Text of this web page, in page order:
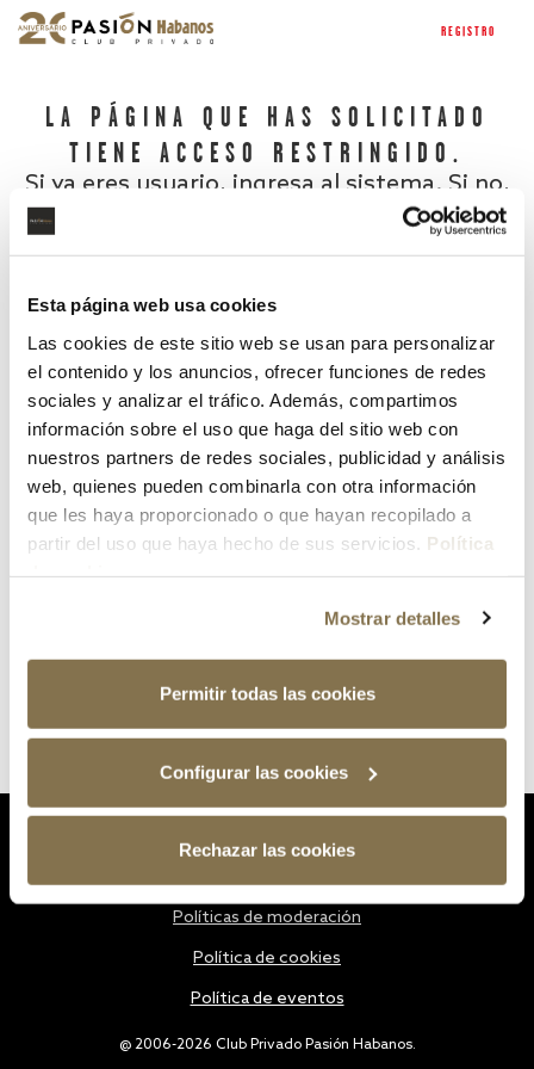
Esta página web usa cookies
Las cookies de este sitio web se usan para personalizar
el contenido y los anuncios, ofrecer funciones de redes
sociales y analizar el tráfico. Además, compartimos
información sobre el uso que haga del sitio web con
nuestros partners de redes sociales, publicidad y análisis
web, quienes pueden combinarla con otra información
que les haya proporcionado o que hayan recopilado a
partir del uso que haya hecho de sus servicios. Política
Mostrar detalles
Permitir todas las cookies
Configurar las cookies
Rechazar las cookies
REGISTRO
LA PÁGINA QUE HAS SOLICITADO
TIENE ACCESO RESTRINGIDO.
Si ya eres usuario, ingresa al sistema. Si no,
¿Has olvidado tu contraseña?
@ 2006-2026 Club Privado Pasión Habanos.
Políticas de moderación
Política de cookies
Política de eventos